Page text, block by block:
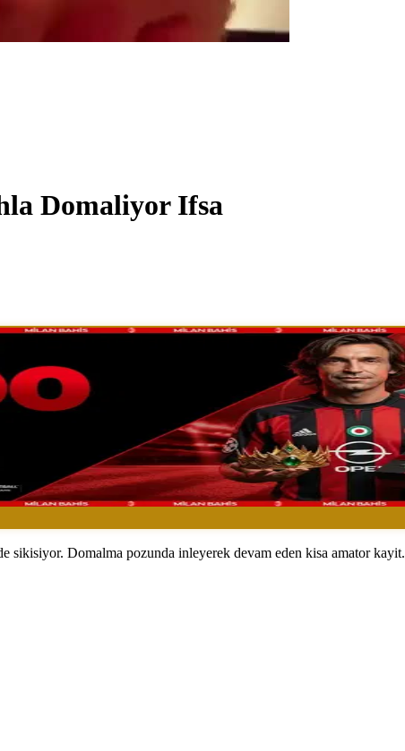
Domaliyor Ifsa
sikisiyor. Domalma pozunda inleyerek devam eden kisa amator kayit.